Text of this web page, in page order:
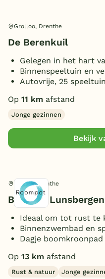
Grolloo, Drenthe
De Berenkuil
Gelegen in het hart
Binnenspeeltuin en
Autovrije, 25
Op 11 km afstand
Jonge gezinnen
Bekijk
Borger, Drenthe
Bospark Lunsbergen
Ideaal om tot rust te
Binnenzwembad en
Dagje
Op 13 km afstand
Rust & natuur Jonge